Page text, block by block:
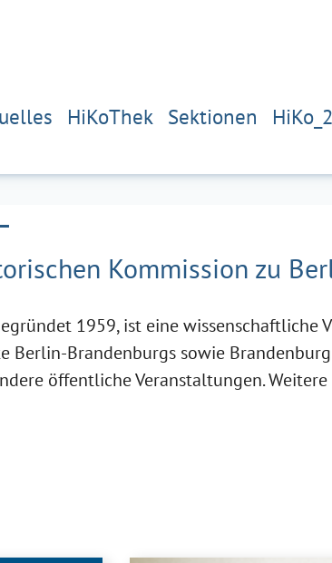
HiKoThek Sektionen
Kommission zu
1959, ist eine
Berlin-Brandenburgs sowie
öffentliche Veranstaltungen.